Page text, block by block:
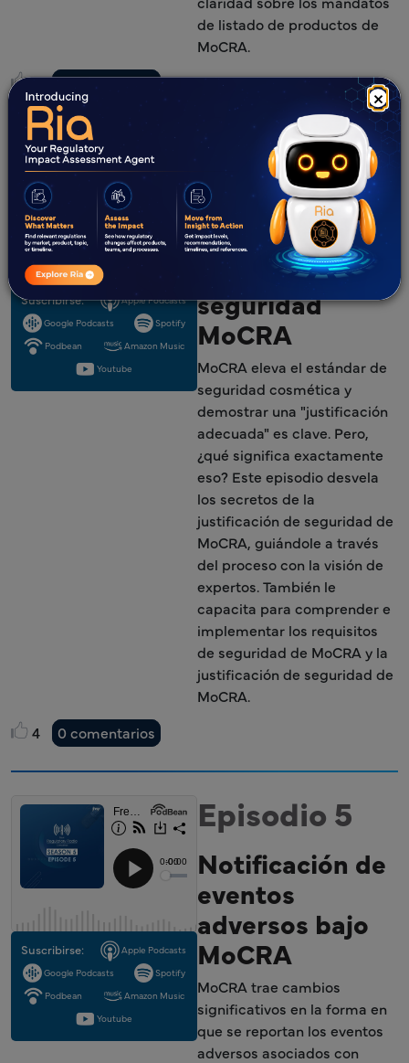
×
de listado de productos de
MoCRA.
3
0 comentarios
Suscribirse:
Apple Podcasts
Google Podcasts
Spotify
Podbean
Amazon Music
Youtube
Episodio 4
Seguridad en el
punto de mira –
Justificación de
seguridad
MoCRA
MoCRA eleva el estándar de
seguridad cosmética y
demostrar una "justificación
adecuada" es clave. Pero,
¿qué significa exactamente
eso? Este episodio desvela
los secretos de la
justificación de seguridad de
MoCRA, guiándole a través
del proceso con la visión de
expertos. También le
capacita para comprender e
implementar los requisitos
de seguridad de MoCRA y la
justificación de seguridad de
MoCRA.
4
0 comentarios
Suscribirse:
Apple Podcasts
Google Podcasts
Spotify
Podbean
Amazon Music
Youtube
Episodio 5
Notificación de
eventos
adversos bajo
MoCRA
MoCRA trae cambios
significativos en la forma en
que se reportan los eventos
adversos asociados con